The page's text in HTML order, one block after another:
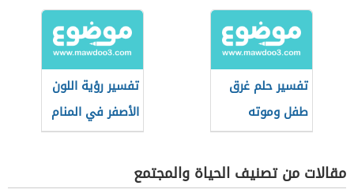
تفسير حلم غرق
طفل وموته
تفسير رؤية اللون
الأصفر في المنام
مقالات من تصنيف الحياة والمجتمع